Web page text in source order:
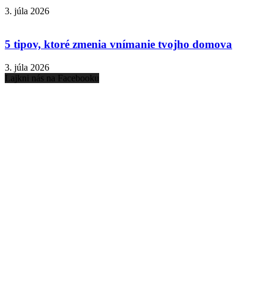
3. júla 2026
5 tipov, ktoré zmenia vnímanie tvojho domova
3. júla 2026
Lajkni nás na Facebooku